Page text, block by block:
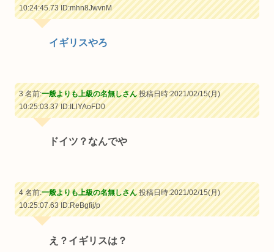
10:24:45.73ID:mhn8JwvnM
イギリスやろ
3 名前:一般よりも上級の名無しさん投稿日時:2021/02/15(月)
10:25:03.37ID:ILlYAoFD0
ドイツ？なんでや
4 名前:一般よりも上級の名無しさん投稿日時:2021/02/15(月)
10:25:07.63ID:ReBgfij/p
え？イギリスは？